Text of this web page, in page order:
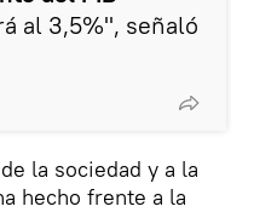
al 3,5%", señaló
la sociedad y a la
hecho frente a la